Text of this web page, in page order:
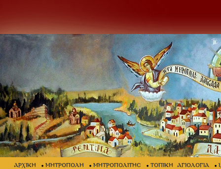
ΑΡΧΙΚΗ ΜΗΤΡΟΠΟΛΗ ΜΗΤΡΟΠΟΛΙΤΗΣ ΤΟΠΙΚΗ ΑΓΙΟΛΟΓΙΑ